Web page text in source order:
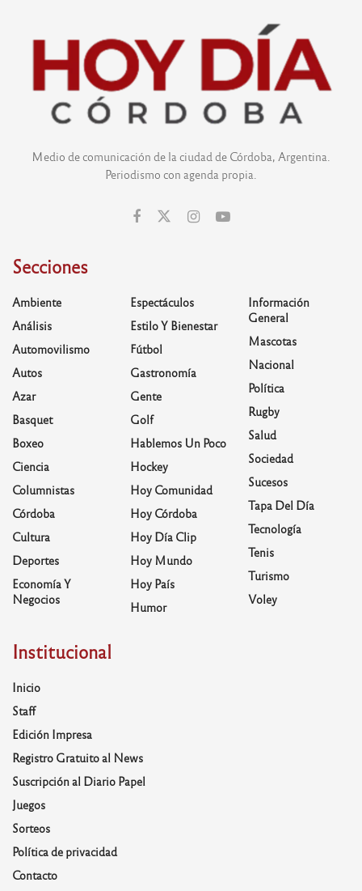
Medio de comunicación de la ciudad de Córdoba, Argentina.
Periodismo con agenda propia.
Secciones
Ambiente
Análisis
Automovilismo
Autos
Azar
Basquet
Boxeo
Ciencia
Columnistas
Córdoba
Cultura
Deportes
Economía Y
Negocios
Espectáculos
Estilo Y Bienestar
Fútbol
Gastronomía
Gente
Golf
Hablemos Un Poco
Hockey
Hoy Comunidad
Hoy Córdoba
Hoy Día Clip
Hoy Mundo
Hoy País
Humor
Información
General
Mascotas
Nacional
Política
Rugby
Salud
Sociedad
Sucesos
Tapa Del Día
Tecnología
Tenis
Turismo
Voley
Institucional
Inicio
Staff
Edición Impresa
Registro Gratuito al News
Suscripción al Diario Papel
Juegos
Sorteos
Política de privacidad
Contacto